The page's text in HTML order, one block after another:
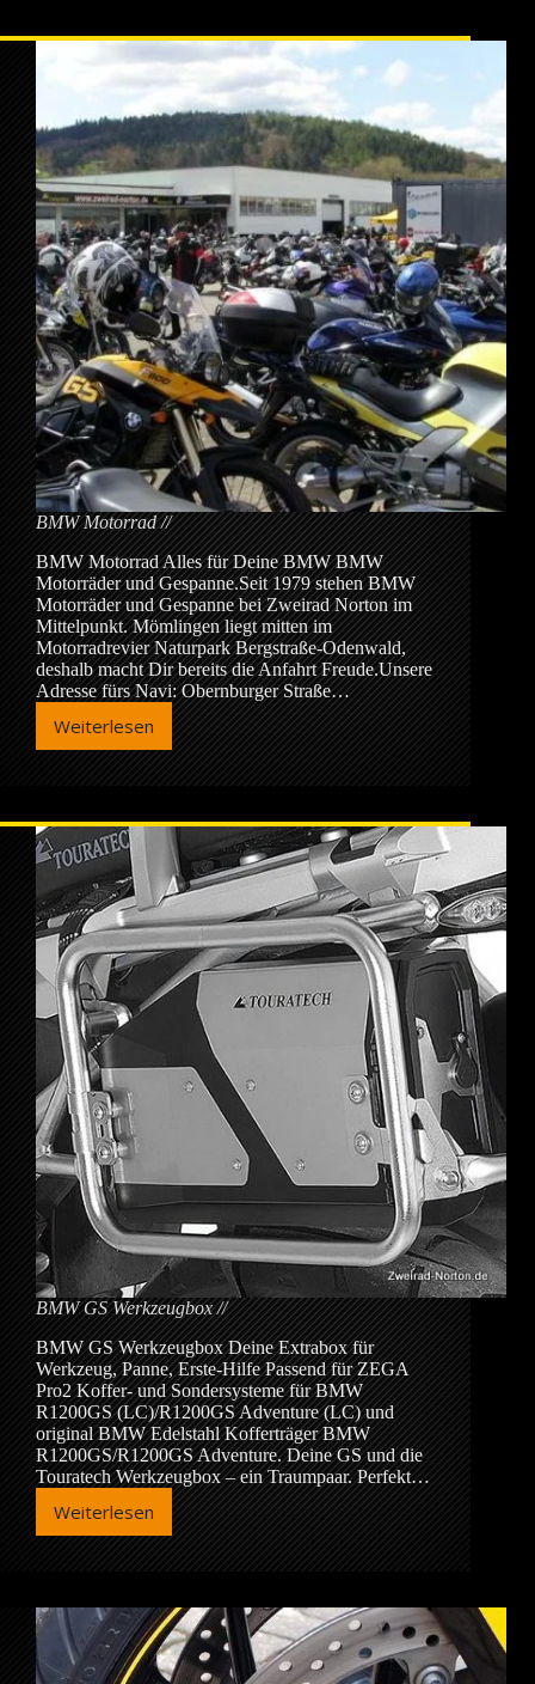
BMW Motorrad
BMW Motorrad Alles für Deine BMW BMW
Motorräder und Gespanne.Seit 1979 stehen BMW
Motorräder und Gespanne bei Zweirad Norton im
Mittelpunkt. Mömlingen liegt mitten im
Motorradrevier Naturpark Bergstraße-Odenwald,
deshalb macht Dir bereits die Anfahrt Freude.Unsere
Adresse fürs Navi: Obernburger Straße…
Weiterlesen
BMW
Motorrad
BMW GS Werkzeugbox
BMW GS Werkzeugbox Deine Extrabox für
Werkzeug, Panne, Erste-Hilfe Passend für ZEGA
Pro2 Koffer- und Sondersysteme für BMW
R1200GS (LC)/R1200GS Adventure (LC) und
original BMW Edelstahl Kofferträger BMW
R1200GS/R1200GS Adventure. Deine GS und die
Touratech Werkzeugbox – ein Traumpaar. Perfekt…
Weiterlesen
BMW
Werkzeugbox